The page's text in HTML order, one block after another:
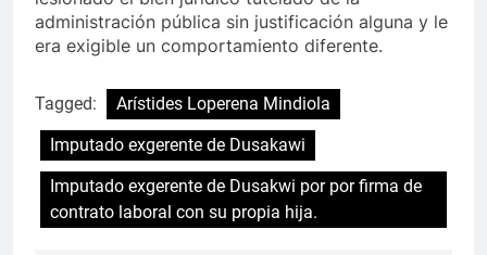
administración pública sin justificación alguna y le
era exigible un comportamiento diferente.
Tagged:
Arístides Loperena Mindiola
Imputado exgerente de Dusakawi
Imputado exgerente de Dusakwi por por firma de
contrato laboral con su propia hija.